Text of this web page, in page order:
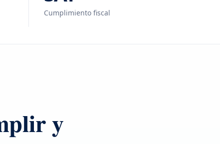
Cumplimiento fiscal
y